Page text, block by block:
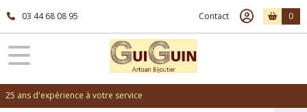
03 44 68 08 95 Contact 0
25 ans d'expérience à votre service